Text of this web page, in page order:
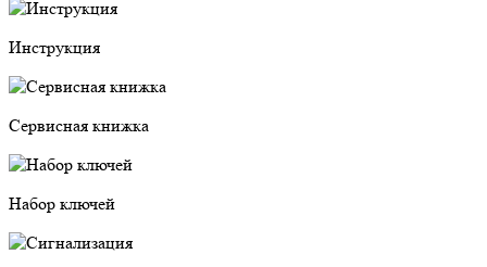
Инструкция
Сервисная книжка
Набор ключей